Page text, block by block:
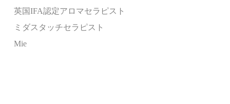
英国IFA認定アロマセラピスト
ミダスタッチセラピスト
Mie